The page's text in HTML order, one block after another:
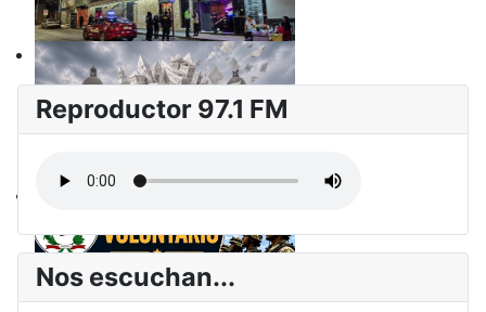
Reproductor 97.1 FM
Nos escuchan...